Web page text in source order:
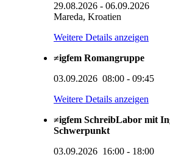
29.08.2026 - 06.09.2026
Mareda, Kroatien
Weitere Details anzeigen
≠igfem Romangruppe
03.09.2026 08:00 - 09:45
Weitere Details anzeigen
≠igfem SchreibLabor mit
Schwerpunkt
03.09.2026 16:00 - 18:00